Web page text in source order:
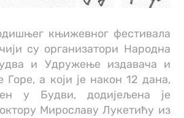
књижевног фестивала
су организатори Народна
и Удружење издавача и
а који је након 12 дана,
у Будви, додијељена је
Мирославу Лукетићу из